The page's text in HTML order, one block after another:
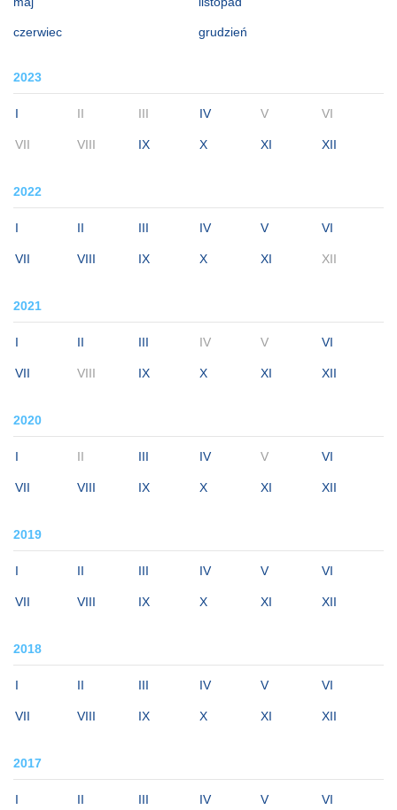
czerwiec grudzień
2023
I II III IV V VI
VII VIII IX X XI XII
2022
I II III IV V VI
VII VIII IX X XI XII
2021
I II III IV V VI
VII VIII IX X XI XII
2020
I II III IV V VI
VII VIII IX X XI XII
2019
I II III IV V VI
VII VIII IX X XI XII
2018
I II III IV V VI
VII VIII IX X XI XII
2017
I II III IV V VI